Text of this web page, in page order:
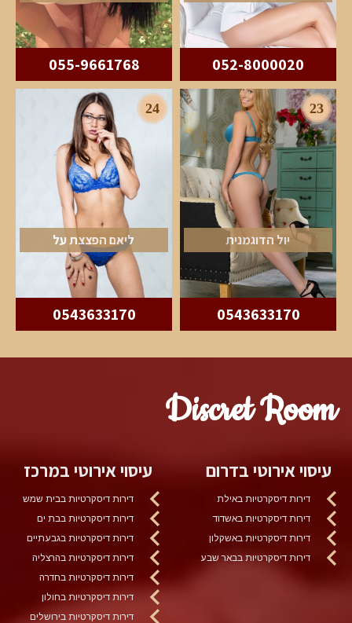
052-8000020
055-9661768
23
יול הדוגמנית
0543633170
24
ליאם הפצצת על
0543633170
Discret Room
עיסוי אירוטי בדרום
דירות דיסקרטיות באילת
דירות דיסקרטיות באשדוד
דירות דיסקרטיות באשקלון
דירות דיסקרטיות בבאר שבע
עיסוי אירוטי במרכז
דירות דיסקרטיות בבית שמש
דירות דיסקרטיות בבת ים
דירות דיסקרטיות בגבעתיים
דירות דיסקרטיות בהרצליה
דירות דיסקרטיות בחדרה
דירות דיסקרטיות בחולון
דירות דיסקרטיות בירושלים